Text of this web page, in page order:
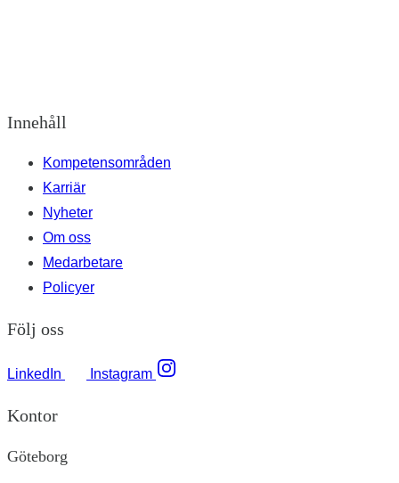
Innehåll
Kompetensområden
Karriär
Nyheter
Om oss
Medarbetare
Policyer
Följ oss
LinkedIn Instagram
Kontor
Göteborg